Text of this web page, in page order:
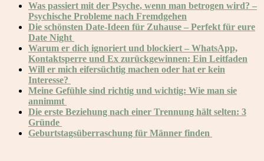
Was passiert mit der Psyche, wenn man betrogen wird? –
Psychische Probleme nach Fremdgehen
Die schönsten Date-Ideen für Zuhause – Perfekt für eure
Date Night
Warum er dich ignoriert und blockiert – WhatsApp,
Kontaktsperre und Ex zurückgewinnen: Ein Leitfaden
Will er mich eifersüchtig machen oder hat er kein
Interesse?
Meine Gefühle sind richtig und wichtig: Wie man sie
annimmt
Die erste Beziehung nach einer Trennung hält selten: 3
Gründe
Geburtstagsüberraschung für Männer finden